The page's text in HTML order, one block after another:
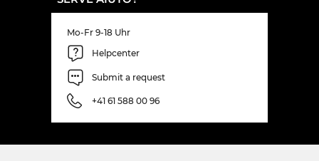
Mo-Fr 9-18 Uhr
Helpcenter
Submit a request
+41 61 588 00 96